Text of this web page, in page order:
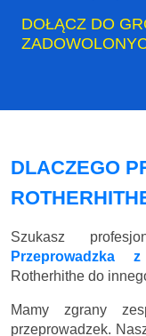
DOŁĄCZ DO
DLACZEGO
Szukasz
Przeprowadzka
Rotherhithe do
Mamy zgrany
przeprowadzek.